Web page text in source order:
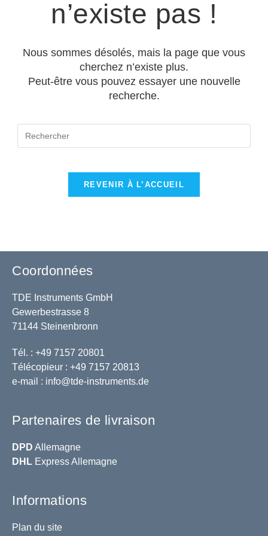
n’existe pas !
Nous sommes désolés, mais la page que vous
cherchez n’existe plus.
Peut-être vous pouvez essayer une nouvelle
recherche.
REVENIR À L’ACCUEIL
Coordonnées
TDE Instruments GmbH
Gewerbestrasse 8
71144 Steinenbronn
Tél. : +49 7157 20801
Télécopieur : +49 7157 20813
e-mail : info@tde-instruments.de
Partenaires de livraison
DPD Allemagne
DHL Express Allemagne
Informations
Plan du site